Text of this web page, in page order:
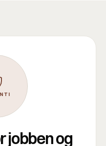
jobben og